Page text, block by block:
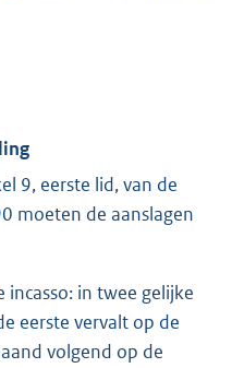
9, eerste lid, van de
moeten de aanslagen
in twee gelijke
eerste vervalt op de
volgend op de